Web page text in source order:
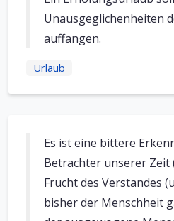
Unausgeglichenheiten
auffangen.
Urlaub
Es ist eine bittere
Betrachter unserer Zeit
Frucht des Verstandes
bisher der Menschheit